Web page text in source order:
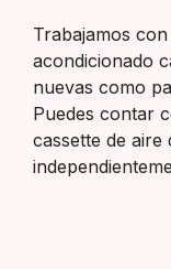
Trabajamos
acondicionado
nuevas como
Puedes contar
cassette de aire